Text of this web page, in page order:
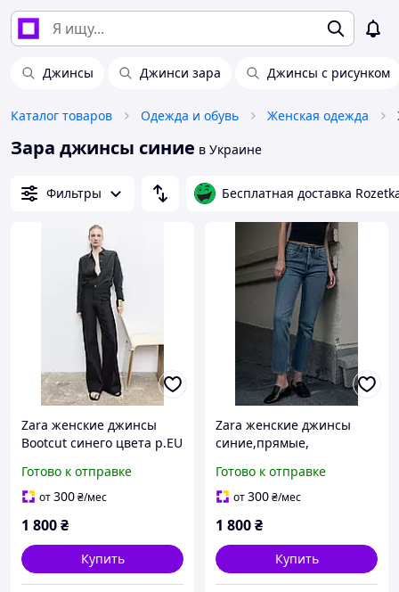
Джинсы Джинси зара Джинсы с рисунком
Каталог товаров Одежда и обувь Женская одежда
Зара джинсы синие в Украине
Фильтры Бесплатная доставка
Zara женские джинсы
Bootcut синего цвета р.EU
Готово к отправке
от300₴/мес
1 800₴
Купить
Zara женские джинсы
синие,прямые,
необработанным краем
р.32,38(XS,L)
Готово к отправке
от300₴/мес
1 800₴
Купить